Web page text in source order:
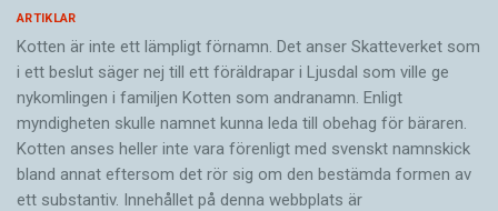
ARTIKLAR
Kotten är inte ett lämpligt förnamn. Det anser Skatte­verket som
i ett beslut säger nej till ett föräldra­par i Ljusdal som ville ge
nykomlingen i familjen Kotten som andranamn. Enligt
myndigheten skulle namnet kunna leda till obehag för bäraren.
Kotten anses heller inte vara förenligt med svenskt namnskick
bland annat eftersom det rör sig om den bestämda formen av
ett substantiv. Innehållet på denna webbplats är